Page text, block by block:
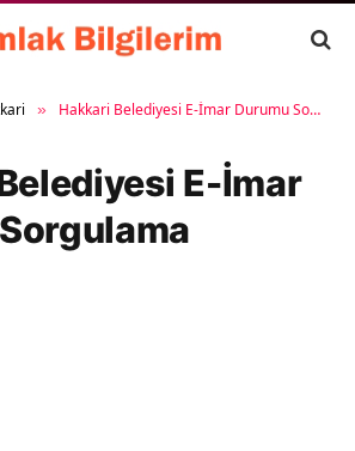
» Hakkari Belediyesi E-İmar Durumu Sorgulama
E-İmar